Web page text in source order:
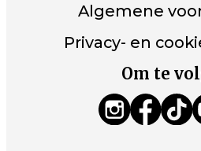
Algemene
Privacy- en
Om te